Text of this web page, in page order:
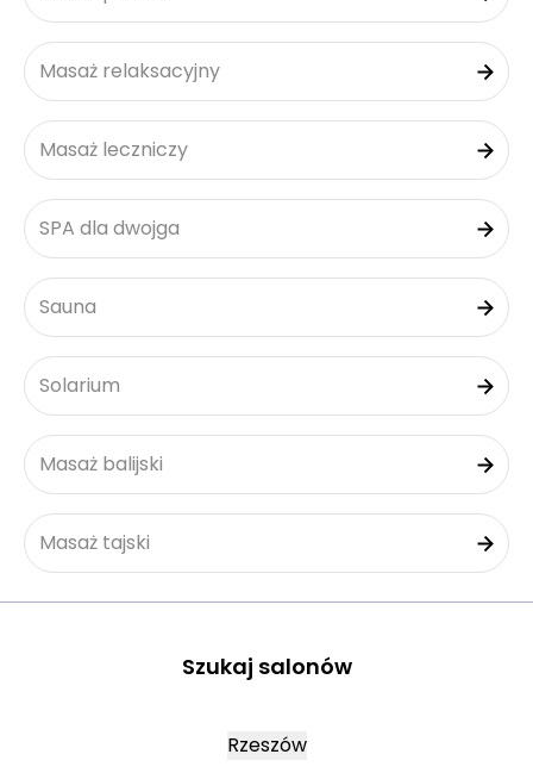
Masaż relaksacyjny
Masaż leczniczy
SPA dla dwojga
Sauna
Solarium
Masaż balijski
Masaż tajski
Szukaj salonów
Rzeszów